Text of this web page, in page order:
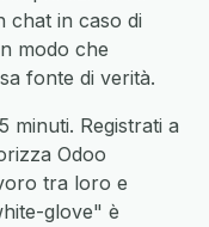
chat in caso di
modo che
fonte di verità.
minuti. Registrati a
Odoo
tra loro e
glove" è